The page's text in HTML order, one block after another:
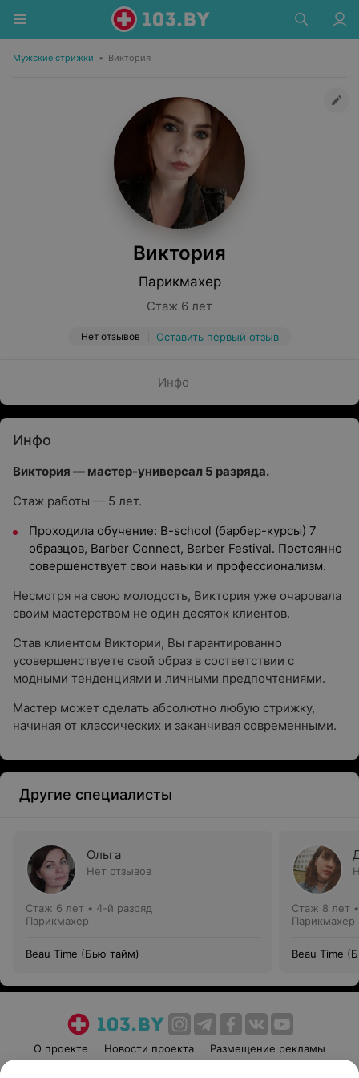
Мужские стрижки • Виктория
Виктория
Парикмахер
Стаж 6 лет
Нет отзывов Оставить первый отзыв
Инфо
Инфо
Виктория — мастер-универсал 5 разряда.
Стаж работы — 5 лет.
Проходила обучение: B-school (барбер-курсы) 7
образцов, Barber Connect, Barber Festival. Постоянно
совершенствует свои навыки и профессионализм.
Несмотря на свою молодость, Виктория уже очаровала
своим мастерством не один десяток клиентов.
Став клиентом Виктории, Вы гарантированно
усовершенствуете свой образ в соответствии с
модными тенденциями и личными предпочтениями.
Мастер может сделать абсолютно любую стрижку,
начиная от классических и заканчивая современными.
Другие специалисты
Ольга
Нет отзывов
Стаж 6 лет • 4-й разряд
Парикмахер
Beau Time (Бью тайм)
Стаж 8 лет
Парикмахер
Beau Time
О проекте Новости проекта
Размещение рекламы